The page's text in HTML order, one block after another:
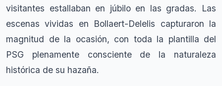
visitantes estallaban en júbilo en las gradas. Las
escenas vividas en Bollaert-Delelis capturaron la
magnitud de la ocasión, con toda la plantilla del
PSG plenamente consciente de la naturaleza
histórica de su hazaña.